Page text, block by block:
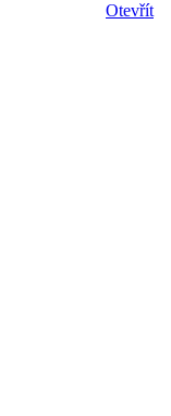
Otevřít